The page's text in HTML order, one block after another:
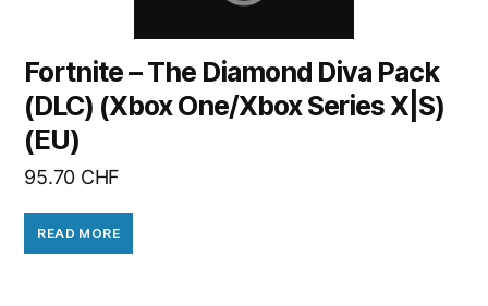
Fortnite – The Diamond Diva Pack
(DLC) (Xbox One/Xbox Series X|S)
(EU)
95.70 CHF
READ MORE